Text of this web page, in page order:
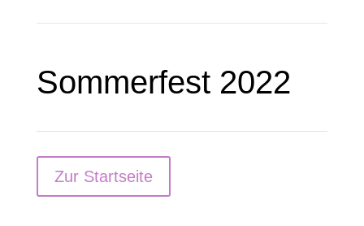
Sommerfest2022
Zur Startseite